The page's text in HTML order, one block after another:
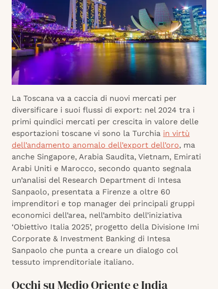
La Toscana va a caccia di nuovi mercati per
diversificare i suoi flussi di export: nel 2024 tra i
primi quindici mercati per crescita in valore delle
esportazioni toscane vi sono la Turchia in virtù
dell’andamento anomalo dell’export dell’oro, ma
anche Singapore, Arabia Saudita, Vietnam, Emirati
Arabi Uniti e Marocco, secondo quanto segnala
un’analisi del Research Department di Intesa
Sanpaolo, presentata a Firenze a oltre 60
imprenditori e top manager dei principali gruppi
economici dell’area, nell’ambito dell’iniziativa
‘Obiettivo Italia 2025’, progetto della Divisione Imi
Corporate & Investment Banking di Intesa
Sanpaolo che punta a creare un dialogo col
tessuto imprenditoriale italiano.
Occhi su Medio Oriente e India